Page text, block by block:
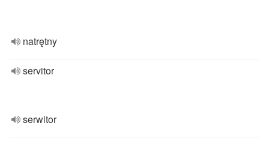
natrętny
servitor
serwitor